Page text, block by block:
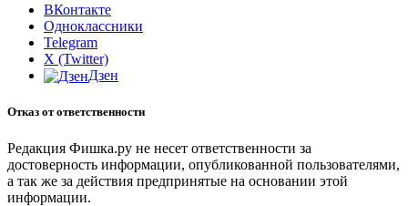
ВКонтакте
Одноклассники
Telegram
X (Twitter)
Дзен
Отказ от ответственности
Редакция Фишка.ру не несет ответственности за
достоверность информации, опубликованной пользователями,
а так же за действия предпринятые на основании этой
информации.